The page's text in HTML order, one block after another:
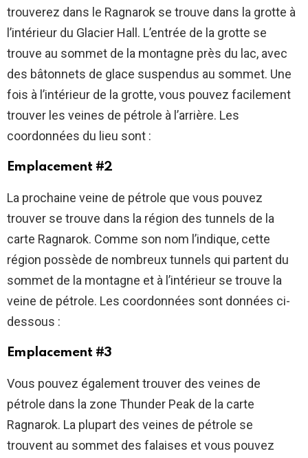
trouverez dans le Ragnarok se trouve dans la grotte à
l’intérieur du Glacier Hall. L’entrée de la grotte se
trouve au sommet de la montagne près du lac, avec
des bâtonnets de glace suspendus au sommet. Une
fois à l’intérieur de la grotte, vous pouvez facilement
trouver les veines de pétrole à l’arrière. Les
coordonnées du lieu sont :
Emplacement #2
La prochaine veine de pétrole que vous pouvez
trouver se trouve dans la région des tunnels de la
carte Ragnarok. Comme son nom l’indique, cette
région possède de nombreux tunnels qui partent du
sommet de la montagne et à l’intérieur se trouve la
veine de pétrole. Les coordonnées sont données ci-
dessous :
Emplacement #3
Vous pouvez également trouver des veines de
pétrole dans la zone Thunder Peak de la carte
Ragnarok. La plupart des veines de pétrole se
trouvent au sommet des falaises et vous pouvez